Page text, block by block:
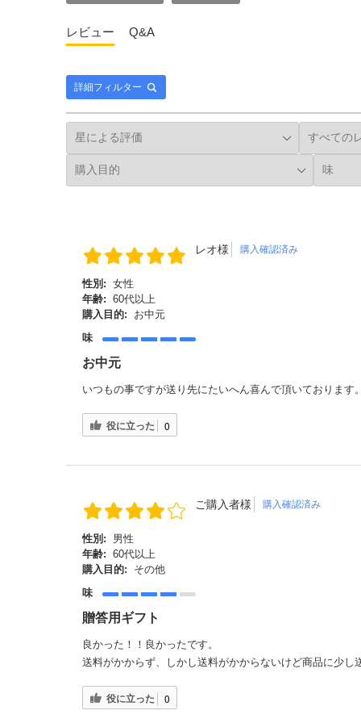
レビュー Q&A
詳細フィルター
レオ様 購入確認済み
性別: 女性
年齢: 60代以上
購入目的:
お中元
味
お中元
いつもの事ですが送り先にたいへん喜んで頂いております。
役に立った 0
ご購入者様 購入確認済み
性別:
男性
年齢: 60代以上
購入目的:
その他
味
贈答用ギフト
良かった！！良かったです。
送料がかからず、しかし送料がかからないけど商品に少し
役に立った 0